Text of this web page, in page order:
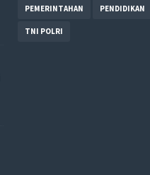
PEMERINTAHAN PENDIDIKAN
TNI POLRI